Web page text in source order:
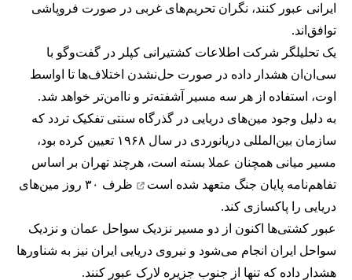
ایرانی عبور کنند، نگران تحریم‌های غربی در صورت فروپاشی
توافق‌اند.
یک تحلیلگر شرکت اطلاعات کشتیرانی کپلر در گفت‌و‌گو با
سی‌ان‌ان هشدار داده در صورت حل‌نشدن اختلاف‌ها تا اواسط
اوت، استفاده از هر سه مسیر آشفته‌تر و ناامن‌تر خواهد شد.
به دلیل وجود مین‌های دریایی در گذرگاه سنتی تفکیک تردد که
سازمان بین‌المللی دریانوردی در سال ۱۹۶۸ تعیین کرده بود،
مسیر میانی همچنان عملا بسته است، هرچند تهران بر اساس
تفاهم‌نامه پایان جنگ متعهد شده است
ظرف ۳۰ روز مین‌های
دریایی را پاکسازی کند.
عبور کشتی‌ها اکنون از دو مسیر نزدیک سواحل عمان و نزدیک
سواحل ایران انجام می‌شود و نیروی دریایی ایران نیز به شناورها
هشدار داده که تنها از جنوب جزیره لارک عبور کنند.